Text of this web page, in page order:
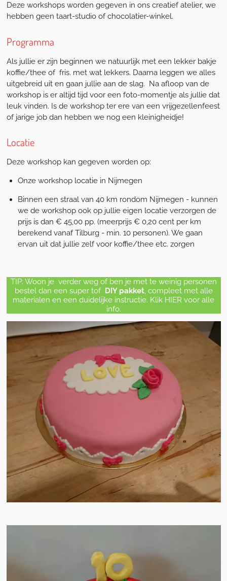
Deze workshops worden gegeven in ons creatief atelier, we
hebben geen taart-studio of chocolatier-winkel.
Programma
Als jullie er zijn beginnen we natuurlijk met een lekker bakje
koffie/thee of fris. met wat lekkers. Daarna leggen we alles
uitgebreid uit en gaan jullie aan de slag. Na afloop van de
workshop is er altijd tijd voor een foto-momentje als jullie dat
leuk vinden. Is de workshop ter ere van een vrijgezellenfeest
of jarige job dan hebben we nog een kleinigheidje!
Locatie
Deze workshop kan gegeven worden op:
Onze workshop locatie in Nijmegen
Binnen een straal van 40 km rondom Nijmegen - kunnen
we de workshop ook op jullie eigen locatie verzorgen de
prijs is dan € 45,00 pp. (meerprijs € 0,20 cent per km
berekend vanaf Tilburg - min. 10 personen). We gaan
ervan uit dat jullie zelf voor koffie/thee etc. zorgen
TIP: Woon je verder weg of ben je met te weinig personen
bestel dan een super tof DIY pakket, compleetmet alle
materialen en een duidelijke instructie. Klik HIER voor alle
info.